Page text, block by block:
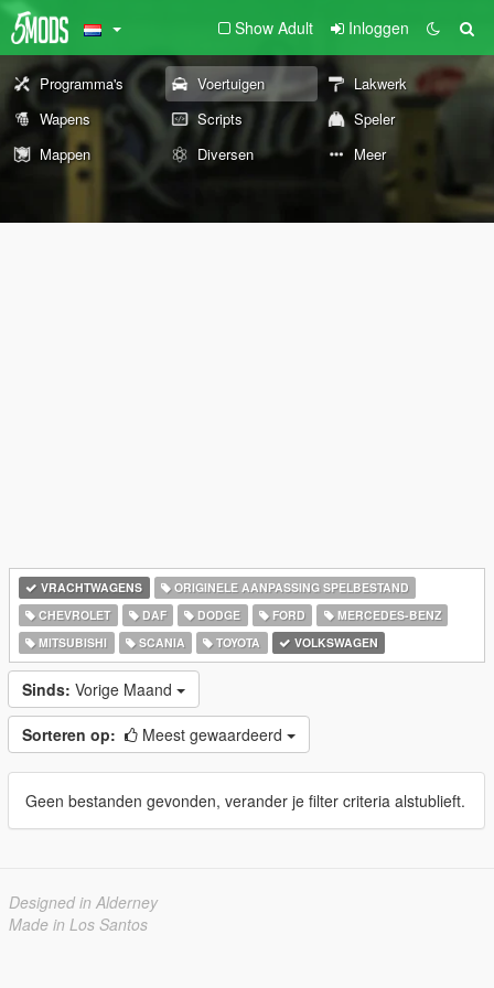
Show Adult Inloggen
Programma's Voertuigen
Lakwerk
Wapens
Scripts
Speler
Mappen
Diversen Meer
VRACHTWAGENS
ORIGINELE AANPASSING SPELBESTAND
CHEVROLET
DAF DODGE FORD
MERCEDES-BENZ
MITSUBISHI
SCANIA TOYOTA VOLKSWAGEN
Sinds: Vorige Maand
Sorteren op: Meest gewaardeerd
Geen bestanden gevonden, verander je filter criteria alstublieft.
Designed in Alderney
Made in Los Santos